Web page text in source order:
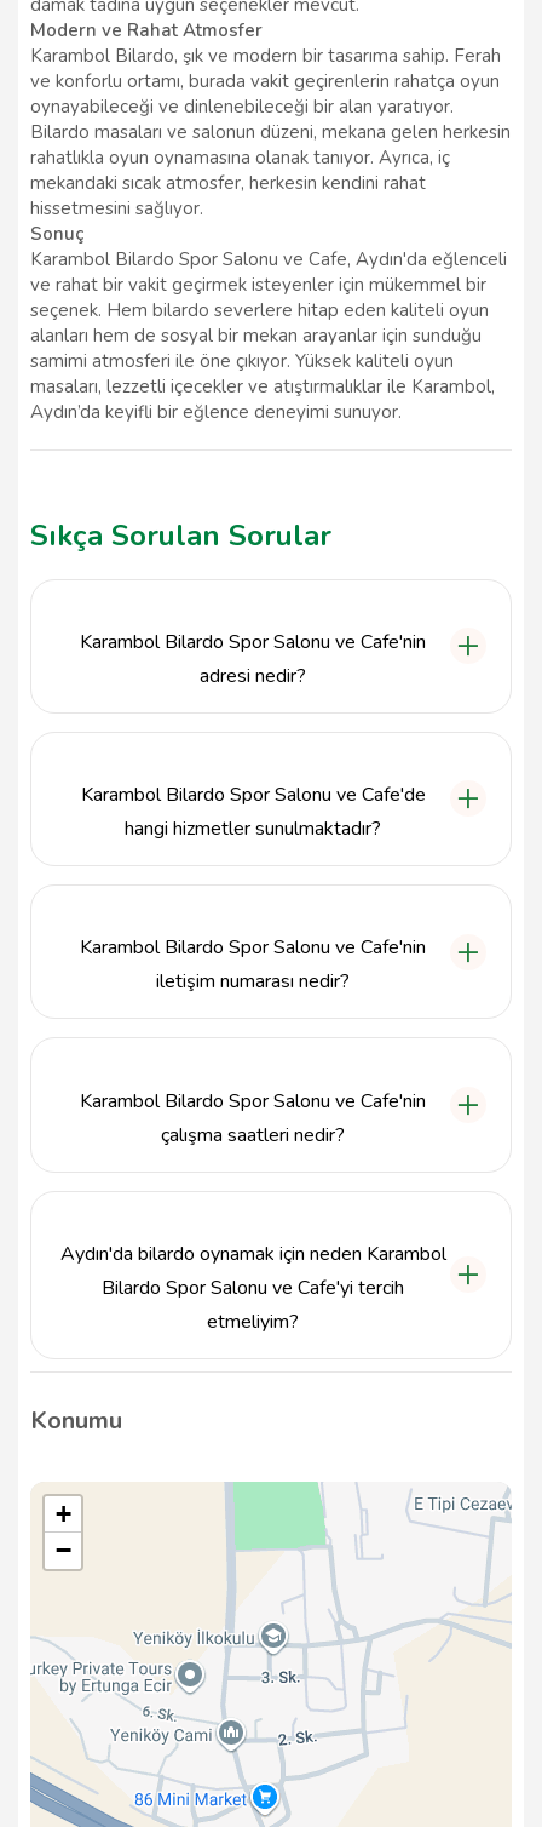
Modern ve Rahat Atmosfer
Karambol Bilardo, şık ve modern bir tasarıma sahip. Ferah
ve konforlu ortamı, burada vakit geçirenlerin rahatça oyun
oynayabileceği ve dinlenebileceği bir alan yaratıyor.
Bilardo masaları ve salonun düzeni, mekana gelen herkesin
rahatlıkla oyun oynamasına olanak tanıyor. Ayrıca, iç
mekandaki sıcak atmosfer, herkesin kendini rahat
hissetmesini sağlıyor.
Sonuç
Karambol Bilardo Spor Salonu ve Cafe, Aydın'da eğlenceli
ve rahat bir vakit geçirmek isteyenler için mükemmel bir
seçenek. Hem bilardo severlere hitap eden kaliteli oyun
alanları hem de sosyal bir mekan arayanlar için sunduğu
samimi atmosferi ile öne çıkıyor. Yüksek kaliteli oyun
masaları, lezzetli içecekler ve atıştırmalıklar ile Karambol,
Aydın’da keyifli bir eğlence deneyimi sunuyor.
Sıkça Sorulan Sorular
Karambol Bilardo Spor Salonu ve Cafe'nin
adresi nedir?
Karambol Bilardo Spor Salonu ve Cafe'de
hangi hizmetler sunulmaktadır?
Karambol Bilardo Spor Salonu ve Cafe'nin
iletişim numarası nedir?
Karambol Bilardo Spor Salonu ve Cafe'nin
çalışma saatleri nedir?
Aydın'da bilardo oynamak için neden Karambol
Bilardo Spor Salonu ve Cafe'yi tercih
etmeliyim?
Karambol Bilardo Spor Salonu ve Cafe, hem
uygun bir ortam sunarak bilardo tutkunlarının
Konumu
+
−